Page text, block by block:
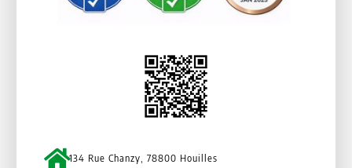
134 Rue Chanzy, 78800 Houilles